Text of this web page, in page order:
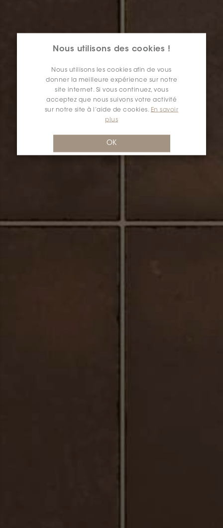
Nous utilisons des cookies !
Nous utilisons les cookies afin de vous
donner la meilleure expérience sur notre
site internet. Si vous continuez, vous
acceptez que nous suivons votre activité
sur notre site à l’aide de cookies. En savoir
plus
OK